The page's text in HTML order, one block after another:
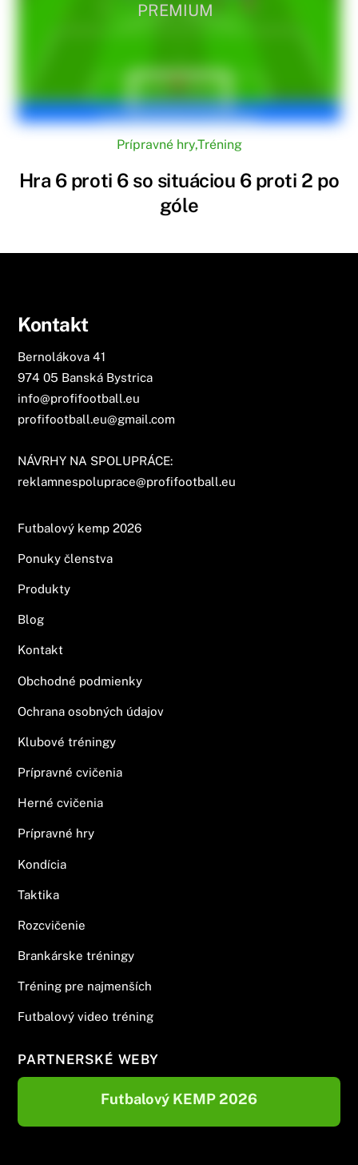
PREMIUM
Prípravné hry,Tréning
Hra 6 proti 6 so situáciou 6 proti 2 po
góle
Kontakt
Bernolákova 41
974 05 Banská Bystrica
info@profifootball.eu
profifootball.eu@gmail.com
NÁVRHY NA SPOLUPRÁCE:
reklamnespoluprace@profifootball.eu
Futbalový kemp 2026
Ponuky členstva
Produkty
Blog
Kontakt
Obchodné podmienky
Ochrana osobných údajov
Klubové tréningy
Prípravné cvičenia
Herné cvičenia
Prípravné hry
Kondícia
Taktika
Rozcvičenie
Brankárske tréningy
Tréning pre najmenších
Futbalový video tréning
PARTNERSKÉ WEBY
Futbalový KEMP 2026